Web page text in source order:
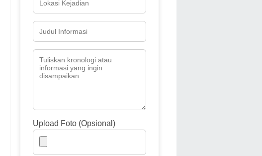
Upload Foto (Opsional)